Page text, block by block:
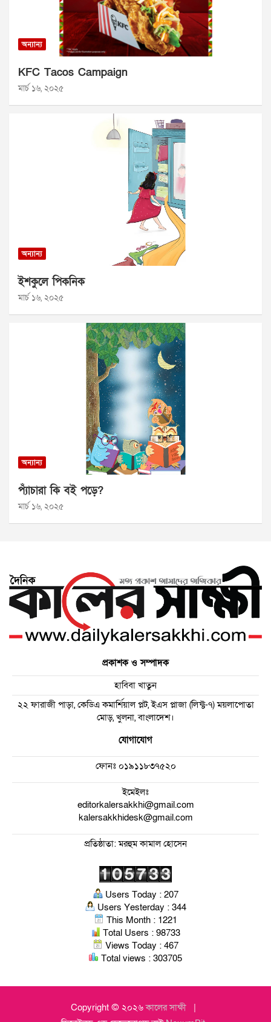
অন্যান্য
KFC Tacos Campaign
মার্চ ১৬, ২০২৫
অন্যান্য
ইশকুলে পিকনিক
মার্চ ১৬, ২০২৫
অন্যান্য
প্যাঁচারা কি বই পড়ে?
মার্চ ১৬, ২০২৫
প্রকাশক ও সম্পাদক
হাবিবা খাতুন
২২ ফারাজী পাড়া, কেডিএ কমার্শিয়াল প্লট, ইএস প্লাজা (লিফ্ট-৭) ময়লাপোতা
মোড়, খুলনা, বাংলাদেশ।
যোগাযোগ
ফোনঃ০১৯১১৮৩৭৫২০
ইমেইলঃ
editorkalersakkhi@gmail.com
kalersakkhidesk@gmail.com
প্রতিষ্ঠাতা: মরহুম কামাল হোসেন
Users Today : 207
Users Yesterday : 344
This Month : 1221
Total Users : 98733
Views Today : 467
Total views : 303705
Copyright © ২০২৬কালের সাক্ষী